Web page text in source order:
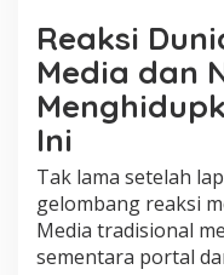
Reaksi
Media dan
Ini
Tak lama setelah
gelombang reaksi
Media tradisional
sementara portal